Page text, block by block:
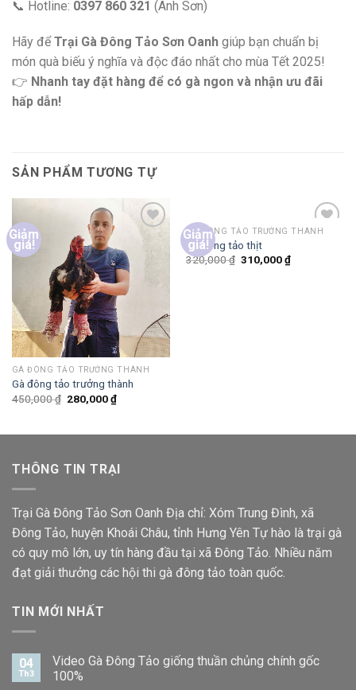
📞 Hotline: 0397 860 321 (Anh Sơn)
Hãy đểTrại Gà Đông Tảo Sơn Oanh giúp bạn chuẩn bị
món quà biếu ý nghĩa và độc đáo nhất cho mùa Tết 2025!
👉 Nhanh tay đặt hàng để có gà ngon và nhận ưu đãi
hấp dẫn!
SẢN PHẨM TƯƠNG TỰ
Giảm
giá!
Add to
Wishlist
GÀ ĐÔNG TẢO TRƯỞNG THÀNH
Gà đông tảo trưởng thành
450,000₫ Giá
280,000₫Giá
hiện
Giảm
giá!
GÀ ĐÔNG TẢO TRƯỞNG THÀNH
Gà đông tảo thịt
320,000₫ Giá
310,000₫Giá
hiện
THÔNG TIN TRẠI
Trại Gà Đông Tảo Sơn Oanh Địa chỉ: Xóm Trung Đình, xã
Đông Tảo, huyện Khoái Châu, tỉnh Hưng Yên Tự hào là trại gà
có quy mô lớn, uy tín hàng đầu tại xã Đông Tảo. Nhiều năm
đạt giải thưởng các hội thi gà đông tảo toàn quốc.
TIN MỚI NHẤT
04
Th3
Video Gà Đông Tảo giống thuần chủng chính gốc
100%